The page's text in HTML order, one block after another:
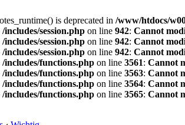
is deprecated in /www/htdocs/
/includes/session.php on line 942: Cannot
/includes/session.php on line 942: Cannot
/includes/session.php on line 942: Cannot
/includes/functions.php on line 3561: Cannot
/includes/functions.php on line 3563: Cannot
/includes/functions.php on line 3564: Cannot
/includes/functions.php on line 3565: Cannot